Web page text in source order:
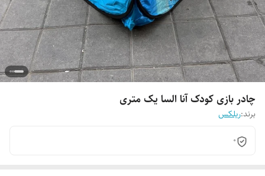
چادر بازی کودک آنا السا یک متری
برند:ریلکس
0